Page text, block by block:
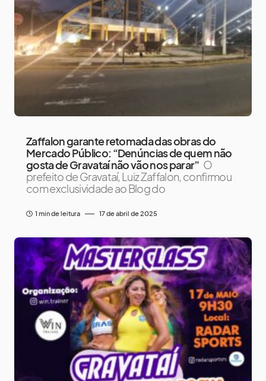
Zaffalon garante retomada das obras do
Mercado Público: “Denúncias de quem não
gosta de Gravataí não vão nos parar” O
prefeito de Gravataí, Luiz Zaffalon, confirmou
com exclusividade ao Blog do
1 min de leitura 17 de abril de 2025